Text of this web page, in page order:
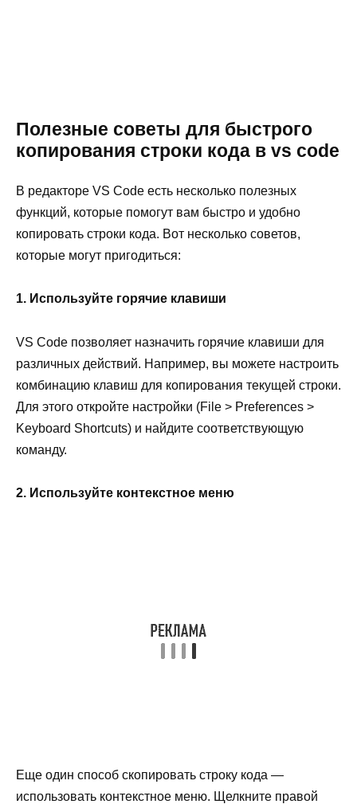
Полезные советы для быстрого
копирования строки кода в vs code
В редакторе VS Code есть несколько полезных
функций, которые помогут вам быстро и удобно
копировать строки кода. Вот несколько советов,
которые могут пригодиться:
1. Используйте горячие клавиши
VS Code позволяет назначить горячие клавиши для
различных действий. Например, вы можете настроить
комбинацию клавиш для копирования текущей строки.
Для этого откройте настройки (File > Preferences >
Keyboard Shortcuts) и найдите соответствующую
команду.
2. Используйте контекстное меню
Еще один способ скопировать строку кода —
использовать контекстное меню. Щелкните правой